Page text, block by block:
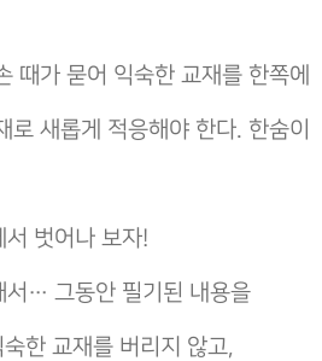
때가 묻어 익숙한 교재를 한쪽에
로 새롭게 적응해야 한다. 한숨이
벗어나 보자!
서… 그동안 필기된 내용을
한 교재를 버리지 않고,